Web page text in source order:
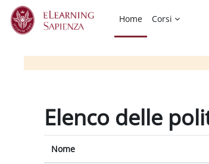
Vai al contenuto principale
Home
Corsi
Elenco delle
Nome